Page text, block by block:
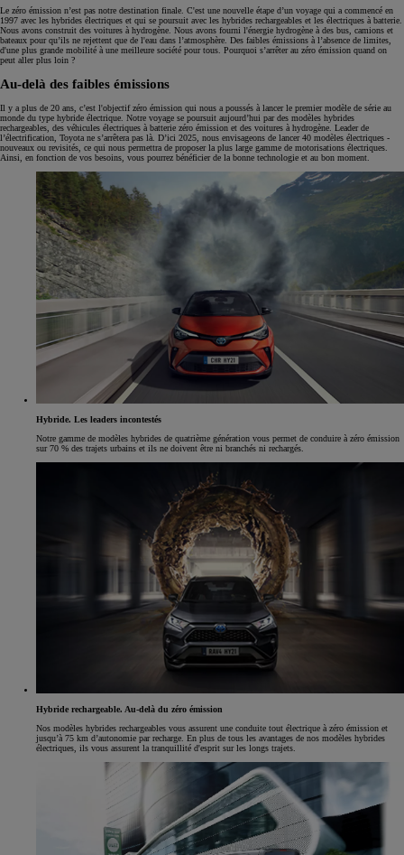
Le zéro émission n’est pas notre destination finale. C'est une nouvelle étape d’un voyage qui a commencé en
1997 avec les hybrides électriques et qui se poursuit avec les hybrides rechargeables et les électriques à batterie.
Nous avons construit des voitures à hydrogène. Nous avons fourni l'énergie hydrogène à des bus, camions et
bateaux pour qu’ils ne rejettent que de l'eau dans l’atmosphère. Des faibles émissions à l’absence de limites,
d'une plus grande mobilité à une meilleure société pour tous. Pourquoi s’arrêter au zéro émission quand on
peut aller plus loin ?
Au-delà des faibles émissions
Il y a plus de 20 ans, c’est l'objectif zéro émission qui nous a poussés à lancer le premier modèle de série au
monde du type hybride électrique. Notre voyage se poursuit aujourd’hui par des modèles hybrides
rechargeables, des véhicules électriques à batterie zéro émission et des voitures à hydrogène. Leader de
l’électrification, Toyota ne s’arrêtera pas là. D’ici 2025, nous envisageons de lancer 40 modèles électriques -
nouveaux ou revisités, ce qui nous permettra de proposer la plus large gamme de motorisations électriques.
Ainsi, en fonction de vos besoins, vous pourrez bénéficier de la bonne technologie et au bon moment.
Hybride. Les leaders incontestés
Notre gamme de modèles hybrides de quatrième génération vous permet de conduire à zéro émission
sur 70 % des trajets urbains et ils ne doivent être ni branchés ni rechargés.
Hybride rechargeable. Au-delà du zéro émission
Nos modèles hybrides rechargeables vous assurent une conduite tout électrique à zéro émission et
jusqu’à 75 km d’autonomie par recharge. En plus de tous les avantages de nos modèles hybrides
électriques, ils vous assurent la tranquillité d'esprit sur les longs trajets.